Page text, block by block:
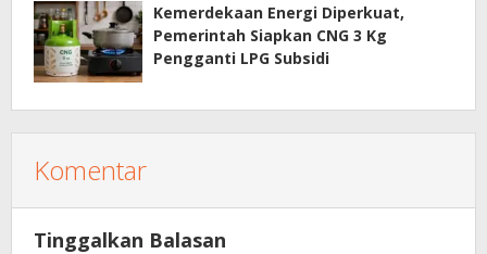
Kemerdekaan Energi Diperkuat,
Pemerintah Siapkan CNG 3 Kg
Pengganti LPG Subsidi
Komentar
Tinggalkan Balasan